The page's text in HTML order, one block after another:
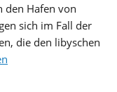
den Hafen von
sich im Fall der
die den libyschen